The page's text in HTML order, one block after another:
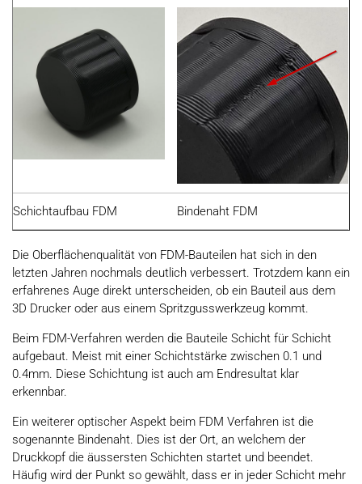
Schichtaufbau FDM Bindenaht FDM
Die Oberflächenqualität von FDM-Bauteilen hat sich in den
letzten Jahren nochmals deutlich verbessert. Trotzdem kann ein
erfahrenes Auge direkt unterscheiden, ob ein Bauteil aus dem
3D Drucker oder aus einem Spritzgusswerkzeug kommt.
Beim FDM-Verfahren werden die Bauteile Schicht für Schicht
aufgebaut. Meist mit einer Schichtstärke zwischen 0.1 und
0.4mm. Diese Schichtung ist auch am Endresultat klar
erkennbar.
Ein weiterer optischer Aspekt beim FDM Verfahren ist die
sogenannte Bindenaht. Dies ist der Ort, an welchem der
Druckkopf die äussersten Schichten startet und beendet.
Häufig wird der Punkt so gewählt, dass er in jeder Schicht mehr